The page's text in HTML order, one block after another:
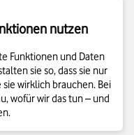
nutzen
Funktionen und Daten
sie so, dass sie nur
wirklich brauchen. Bei
wofür wir das tun – und